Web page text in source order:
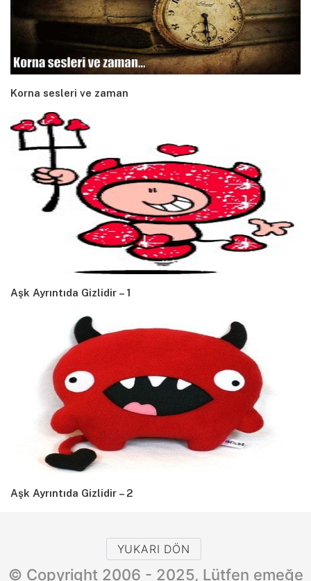
Korna sesleri ve zaman
Aşk Ayrıntıda Gizlidir – 1
Aşk Ayrıntıda Gizlidir – 2
YUKARI DÖN
© Copyright 2006 - 2025, Lütfen emeğe